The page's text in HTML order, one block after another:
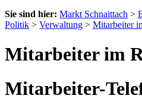
Sie sind hier: Markt Schnaittach >
Politik > Verwaltung > Mitarbeiter
Mitarbeiter im
Mitarbeiter-